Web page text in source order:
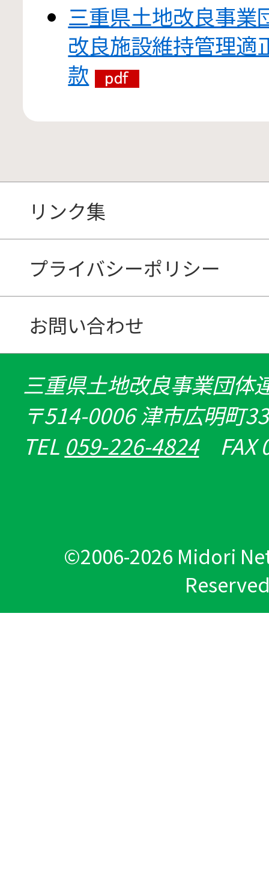
三重県土地改良事業
改良施設維持管理適
款
リンク集
プライバシーポリシー
お問い合わせ
三重県土地改良事業団体
〒514-0006 津市広明町
TEL 059-226-4824FAX
©2006-2026 Midori